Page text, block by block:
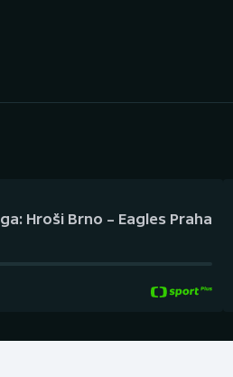
volejbal
Hroši Brno – Eagles Praha